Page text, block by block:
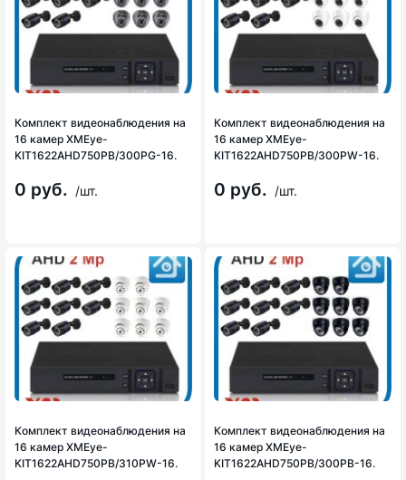
Комплект видеонаблюдения на
16 камер XMEye-
KIT1622AHD750PB/300PG-16.
0 руб. /шт.
Комплект видеонаблюдения на
16 камер XMEye-
KIT1622AHD750PB/300PW-16.
0 руб. /шт.
Комплект видеонаблюдения на
16 камер XMEye-
KIT1622AHD750PB/310PW-16.
Комплект видеонаблюдения на
16 камер XMEye-
KIT1622AHD750PB/300PB-16.